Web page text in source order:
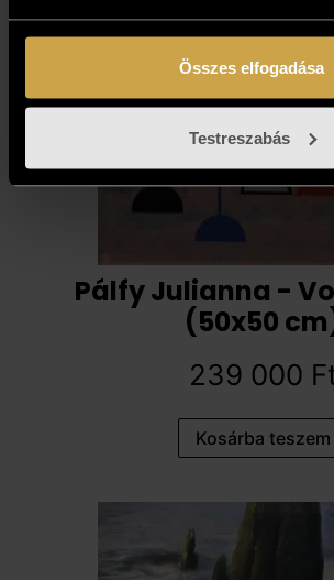
Összes elfogadása
Testreszabás
Pálfy Julianna -
(50x50
239 000
Kosárba teszem